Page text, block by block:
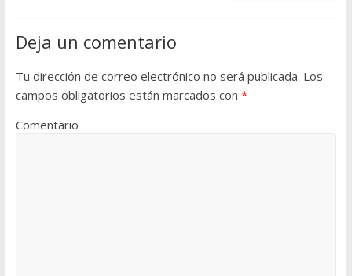
Deja un comentario
Tu dirección de correo electrónico no será publicada. Los
campos obligatorios están marcados con *
Comentario